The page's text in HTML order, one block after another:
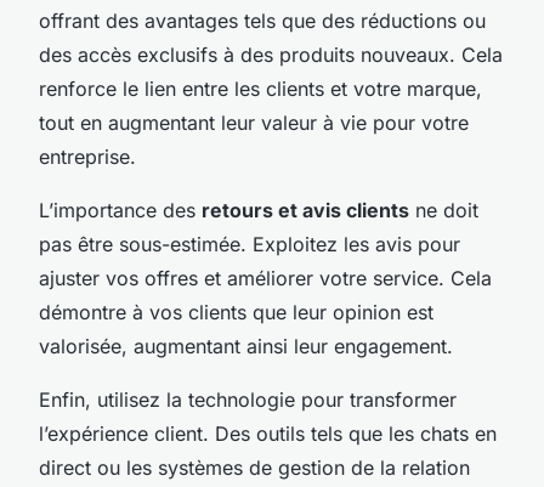
offrant des avantages tels que des réductions ou
des accès exclusifs à des produits nouveaux. Cela
renforce le lien entre les clients et votre marque,
tout en augmentant leur valeur à vie pour votre
entreprise.
L’importance des retours et avis clients ne doit
pas être sous-estimée. Exploitez les avis pour
ajuster vos offres et améliorer votre service. Cela
démontre à vos clients que leur opinion est
valorisée, augmentant ainsi leur engagement.
Enfin, utilisez la technologie pour transformer
l’expérience client. Des outils tels que les chats en
direct ou les systèmes de gestion de la relation